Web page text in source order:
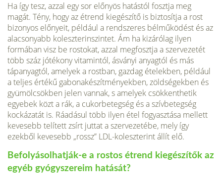
Ha így tesz, azzal egy sor előnyös hatástól fosztja meg
magát. Tény, hogy az étrend kiegészítő is biztosítja a rost
bizonyos előnyeit, például a rendszeres bélműködést és az
alacsonyabb koleszterinszintet. Ám ha kizárólag ilyen
formában visz be rostokat, azzal megfosztja a szervezetét
több száz jótékony vitamintól, ásványi anyagtól és más
tápanyagtól, amelyek a rostban, gazdag ételekben, például
a teljes értékű gabonakészítményekben, zöldségekben és
gyümölcsökben jelen vannak, s amelyek csökkenthetik
egyebek közt a rák, a cukorbetegség és a szívbetegség
kockázatát is. Ráadásul több ilyen étel fogyasztása mellett
kevesebb telített zsírt juttat a szervezetébe, mely így
ezekből kevesebb „rossz” LDL-koleszterint állít elő.
Befolyásolhatják-e a rostos étrend kiegészítők az
egyéb gyógyszereim hatását?